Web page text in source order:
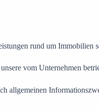
rund um Immobilien
vom Unternehmen
allgemeinen